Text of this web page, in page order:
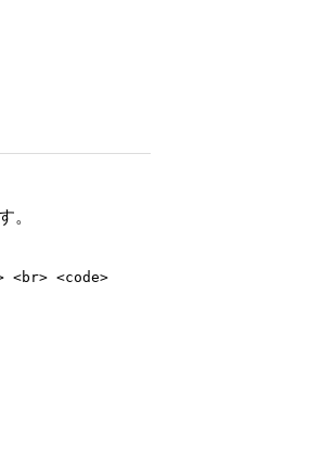
。
<code>